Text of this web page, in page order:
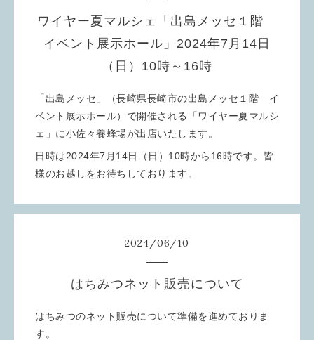
ワイヤー夏マルシェ「出島メッセ１階
イベント展示ホール」2024年7月14日
（日）10時～16時
「出島メッセ」（長崎県長崎市の出島メッセ１階 イ
ベント展示ホール）で開催される「ワイヤー夏マルシ
ェ」に小佐々養蜂場が出店いたします。
日時は2024年7月14日（日）10時から16時です。皆
様のお越しをお待ちしております。
2024/06/10
はちみつネット販売について
はちみつのネット販売について準備を進めておりま
す。